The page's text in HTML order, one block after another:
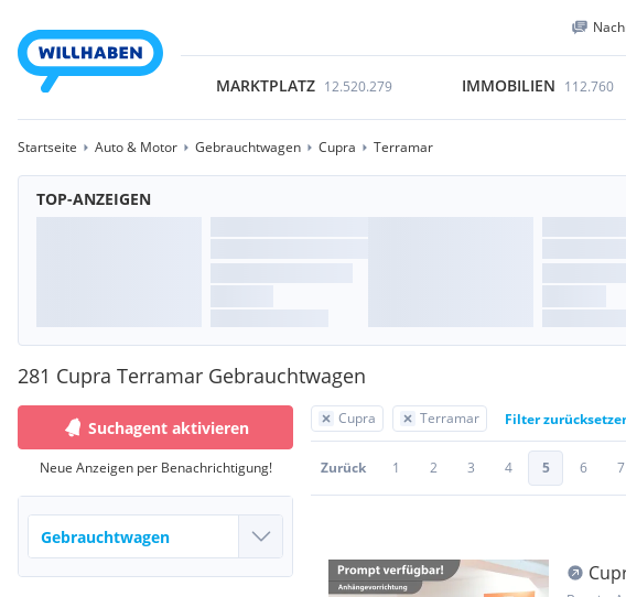
MARKTPLATZ 12.520.279 IMMOBILIEN 112.760
Startseite Auto & Motor Gebrauchtwagen Cupra Terramar
TOP-ANZEIGEN
281 Cupra Terramar Gebrauchtwagen
Cupra Terramar Filter
Zurück 1 2 3 4 5 6 7
Suchagent aktivieren
Neue Anzeigen per Benachrichtigung!